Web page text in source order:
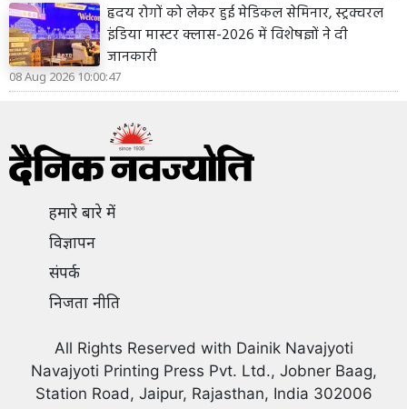
हृदय रोगों को लेकर हुई मेडिकल सेमिनार, स्ट्रक्चरल
इंडिया मास्टर क्लास-2026 में विशेषज्ञों ने दी
जानकारी
08 Aug 2026 10:00:47
हमारे बारे में
विज्ञापन
संपर्क
निजता नीति
All Rights Reserved with Dainik Navajyoti
Navajyoti Printing Press Pvt. Ltd., Jobner Baag,
Station Road, Jaipur, Rajasthan, India 302006